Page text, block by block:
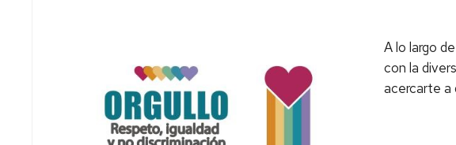
A lo largo
con la
acercarte a